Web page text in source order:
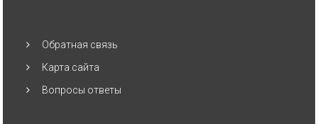
Обратная связь
Карта сайта
Вопросы ответы